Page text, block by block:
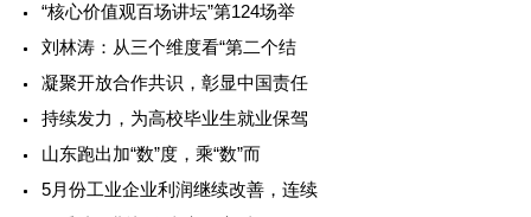
“核心价值观百场讲坛”第124场举
刘林涛：从三个维度看“第二个结
凝聚开放合作共识，彰显中国责任
持续发力，为高校毕业生就业保驾
山东跑出加“数”度，乘“数”而
5月份工业企业利润继续改善，连续